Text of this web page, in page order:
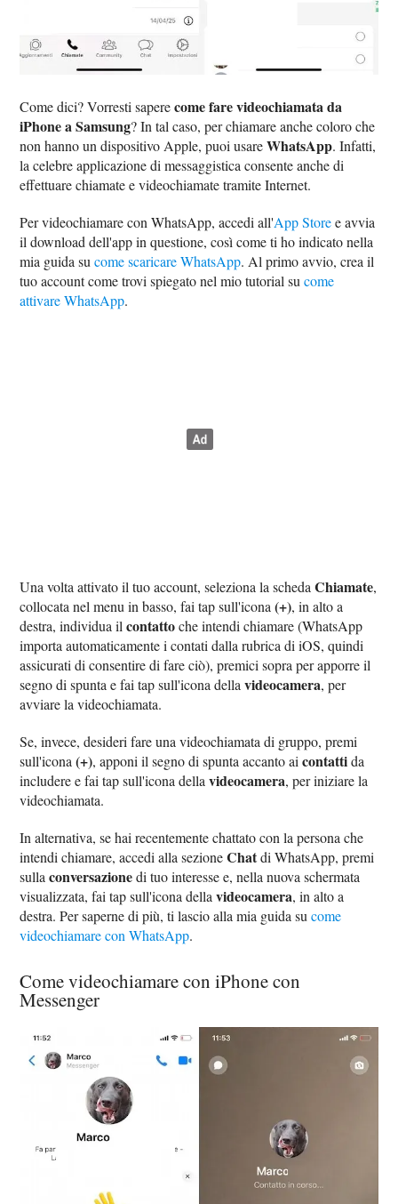
Come dici? Vorresti saperecome fare videochiamata da
iPhone a Samsung? In tal caso, per chiamare anche coloro che
non hanno un dispositivo Apple, puoi usareWhatsApp. Infatti,
la celebre applicazione di messaggistica consente anche di
effettuare chiamate e videochiamate tramite Internet.
Per videochiamare con WhatsApp, accedi all'App Storee avvia
il download dell'app in questione, così come ti ho indicato nella
mia guida sucome scaricare WhatsApp. Al primo avvio, crea il
tuo account come trovi spiegato nel mio tutorial sucome
attivare WhatsApp.
Una volta attivato il tuo account, seleziona la schedaChiamate,
collocata nel menu in basso, fai tap sull'icona(+), in alto a
destra, individua ilcontattoche intendi chiamare (WhatsApp
importa automaticamente i contati dalla rubrica di iOS, quindi
assicurati di consentire di fare ciò), premici sopra per apporre il
segno di spunta e fai tap sull'icona dellavideocamera, per
avviare la videochiamata.
Se, invece, desideri fare una videochiamata di gruppo, premi
sull'icona(+), apponi il segno di spunta accanto aicontattida
includere e fai tap sull'icona dellavideocamera, per iniziare la
videochiamata.
In alternativa, se hai recentemente chattato con la persona che
intendi chiamare, accedi alla sezioneChatdi WhatsApp, premi
sullaconversazionedi tuo interesse e, nella nuova schermata
visualizzata, fai tap sull'icona dellavideocamera, in alto a
destra. Per saperne di più, ti lascio alla mia guida sucome
videochiamare con WhatsApp.
Come videochiamare con iPhone con
Messenger